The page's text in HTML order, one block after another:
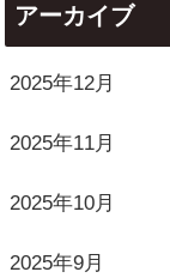
アーカイブ
2025年12月
2025年11月
2025年10月
2025年9月